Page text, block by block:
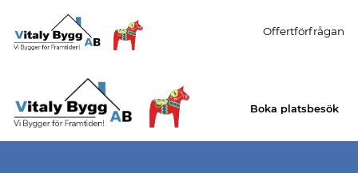
Offertförfrågan
Boka platsbesök